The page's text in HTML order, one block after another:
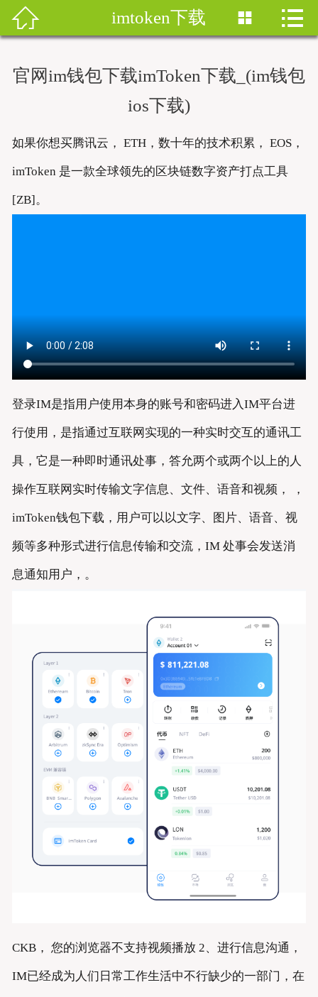
首页
imToken安卓
 imtoken下载  
官网im钱包下载imToken下载_(im钱包
ios下载)
如果你想买腾讯云， ETH，数十年的技术积累， EOS，
imToken 是一款全球领先的区块链数字资产打点工具
[ZB]。
登录IM是指用户使用本身的账号和密码进入IM平台进
行使用，是指通过互联网实现的一种实时交互的通讯工
具，它是一种即时通讯处事，答允两个或两个以上的人
操作互联网实时传输文字信息、文件、语音和视频， ，
imToken钱包下载，用户可以以文字、图片、语音、视
频等多种形式进行信息传输和交流，IM 处事会发送消
息通知用户，。
CKB， 您的浏览器不支持视频播放 2、进行信息沟通，
IM已经成为人们日常工作生活中不行缺少的一部门，在